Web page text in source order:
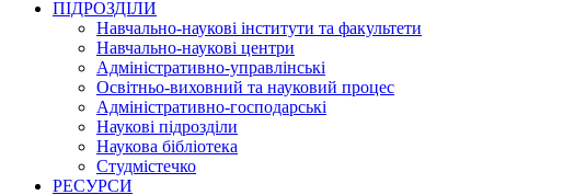
ПІДРОЗДІЛИ
Навчально-наукові інститути та факультети
Навчально-наукові центри
Адміністративно-управлінські
Освітньо-виховний та науковий процес
Адміністративно-господарські
Наукові підрозділи
Наукова бібліотека
Студмістечко
РЕСУРСИ